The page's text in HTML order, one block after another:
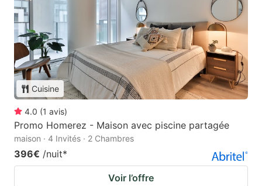
Cuisine
4.0 (1 avis)
Promo Homerez - Maison avec piscine partagée
maison · 4 Invités · 2 Chambres
396€ /nuit*
Voir l’offre